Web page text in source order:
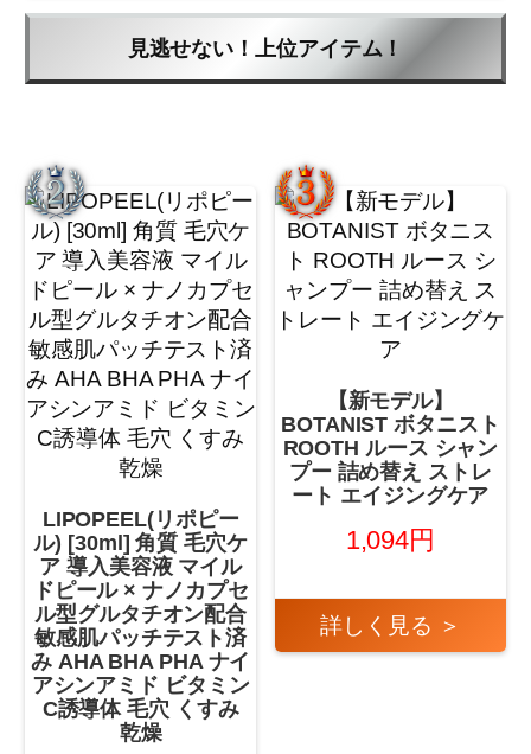
見逃せない！上位アイテム！
LIPOPEEL(リポピー
ル) [30ml] 角質 毛穴ケ
ア 導入美容液 マイル
ドピール × ナノカプセ
ル型グルタチオン配合
敏感肌パッチテスト済
み AHA BHA PHA ナイ
アシンアミド ビタミン
C誘導体 毛穴 くすみ
乾燥
【新モデル】
BOTANIST ボタニスト
ROOTH ルース シャン
プー 詰め替え ストレ
ート エイジングケア
1,094円
詳しく見る ＞